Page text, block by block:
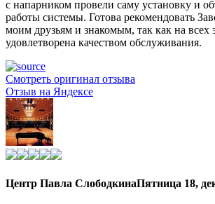
с напарником провели саму установку и
работы системы. Готова рекомендовать
моим друзьям и знакомым, так как на всех
удовлетворена качеством обслуживания.
Смотреть оригинал отзыва
Отзыв на Яндексе
Центр Павла СлободкинаПятница 18,